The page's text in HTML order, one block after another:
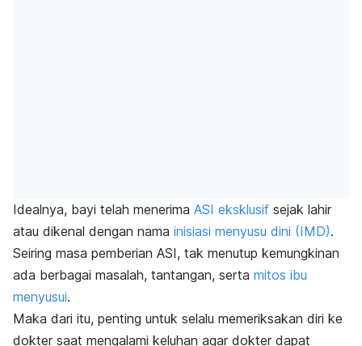
Idealnya, bayi telah menerima ASI eksklusif sejak lahir
atau dikenal dengan nama inisiasi menyusu dini (IMD).
Seiring masa pemberian ASI, tak menutup kemungkinan
ada berbagai masalah, tantangan, serta mitos ibu
menyusui.
Maka dari itu, penting untuk selalu memeriksakan diri ke
dokter saat mengalami keluhan agar dokter dapat